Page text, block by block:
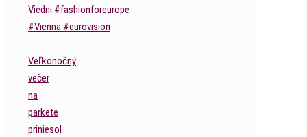
Veľkonočný
večer
na
parkete
priniesol